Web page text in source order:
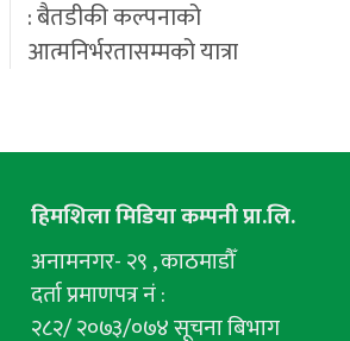
: बैतडीकी कल्पनाको
आत्मनिर्भरतासम्मको यात्रा
हिमशिला मिडिया कम्पनी प्रा.लि.
अनामनगर- २९ , काठमाडौँ
दर्ता प्रमाणपत्र नं :
२८२/ २०७३/०७४ सूचना बिभाग